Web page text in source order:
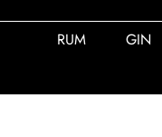
RUM GIN